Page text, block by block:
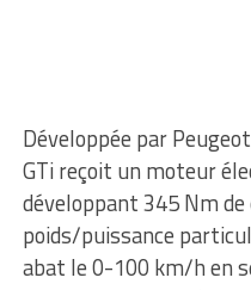
Développée par
GTi reçoit un moteur
développant 345 Nm
poids/puissance
abat le 0-100 km/h en